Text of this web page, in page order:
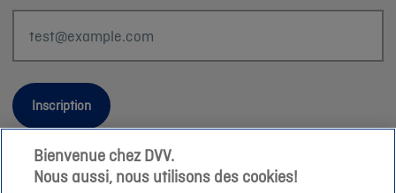
Inscription
Bienvenue chez DVV.
Nous aussi, nous utilisons des cookies!